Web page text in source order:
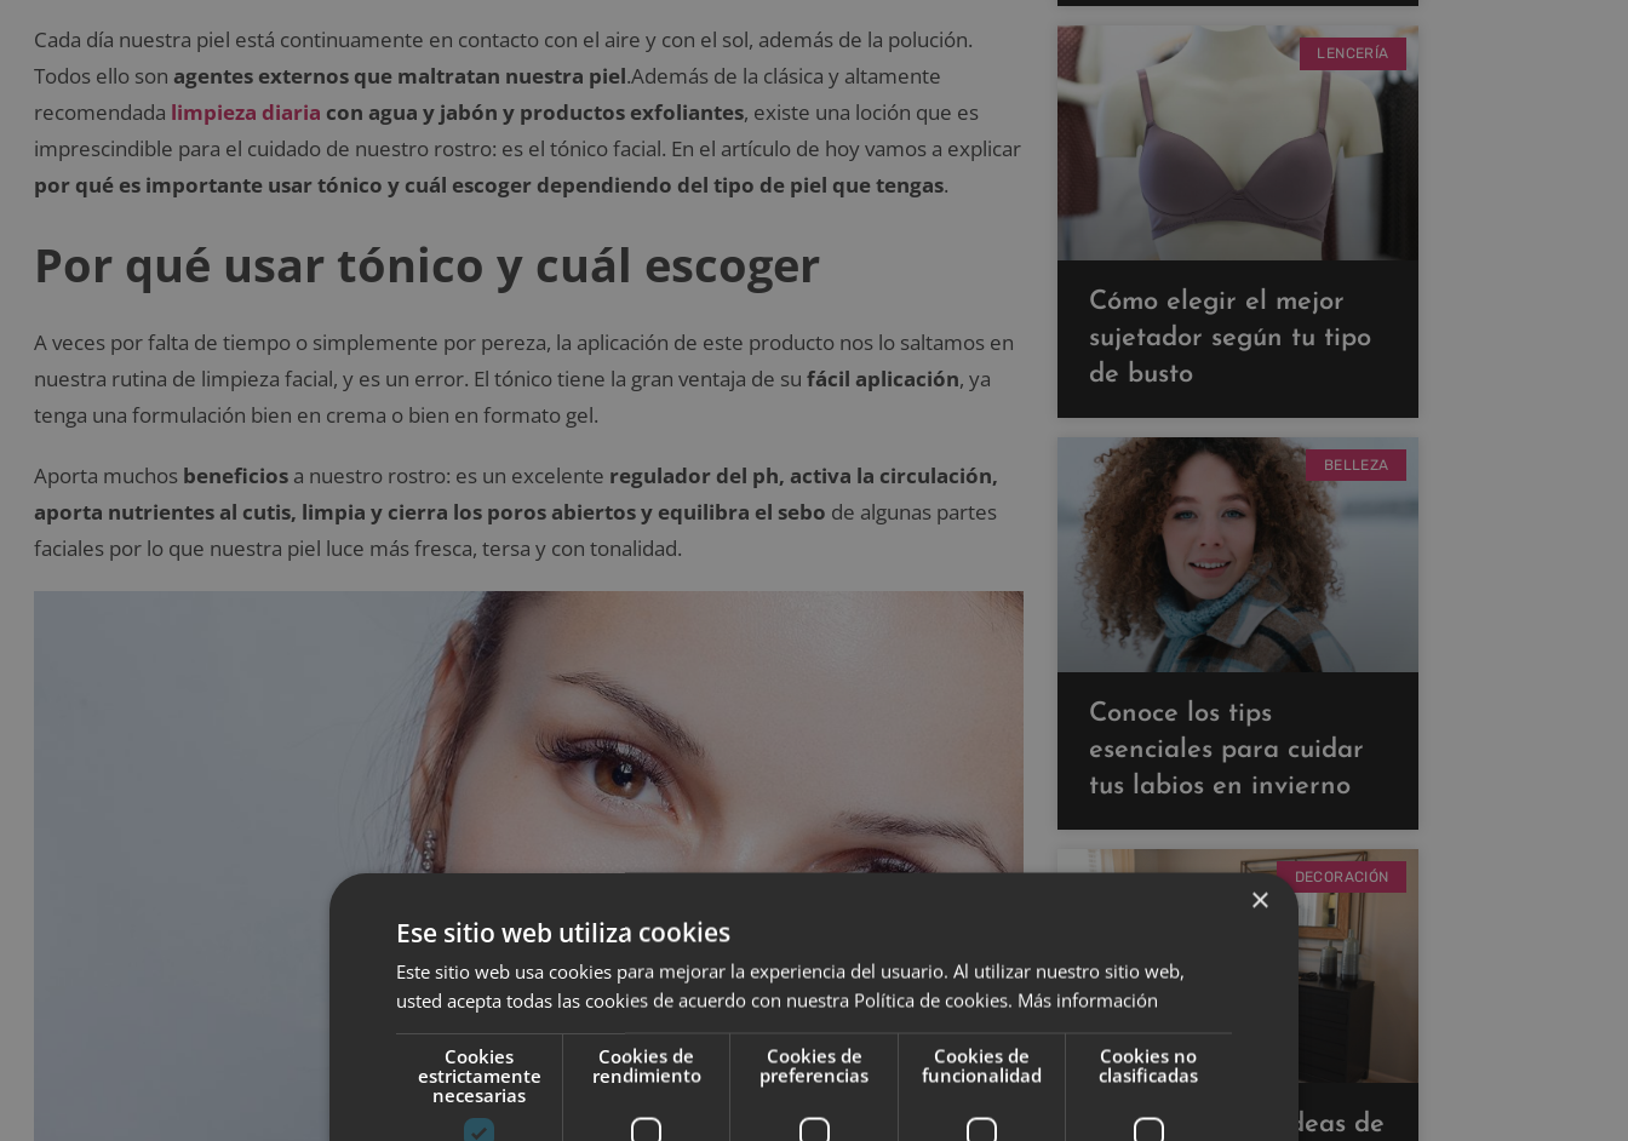
Cada día nuestra piel está continuamente en contacto con el aire y con el sol, además de la polución.
Todos ello son agentes externos que maltratan nuestra piel.Además de la clásica y altamente
recomendada limpieza diaria con agua y jabón y productos exfoliantes, existe una loción que es
imprescindible para el cuidado de nuestro rostro: es el tónico facial. En el artículo de hoy vamos a explicar
por qué es importante usar tónico y cuál escoger dependiendo del tipo de piel que tengas.
Por qué usar tónico y cuál escoger
A veces por falta de tiempo o simplemente por pereza, la aplicación de este producto nos lo saltamos en
nuestra rutina de limpieza facial, y es un error. El tónico tiene la gran ventaja de su fácil aplicación, ya
tenga una formulación bien en crema o bien en formato gel.
Aporta muchos beneficios a nuestro rostro: es un excelente regulador del ph, activa la circulación,
aporta nutrientes al cutis, limpia y cierra los poros abiertos y equilibra el sebo de algunas partes
faciales por lo que nuestra piel luce más fresca, tersa y con tonalidad.
LENCERÍA
Cómo elegir el mejor
sujetador según tu tipo
de busto
BELLEZA
Conoce los tips
esenciales para cuidar
tus labios en invierno
DECORACIÓN
Descubre estas ideas de
×
Ese sitio web utiliza cookies
Este sitio web usa cookies para mejorar la experiencia del usuario. Al utilizar nuestro sitio web,
usted acepta todas las cookies de acuerdo con nuestra Política de cookies. Más información
Cookies
estrictamente
necesarias
Cookies de
rendimiento
Cookies de
preferencias
Cookies de
funcionalidad
Cookies no
clasificadas